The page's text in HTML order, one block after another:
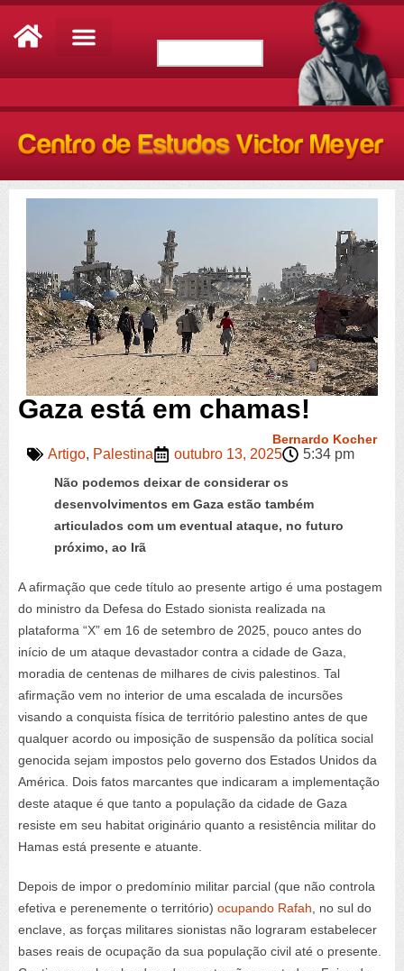
Gaza está em chamas!
Bernardo Kocher
Artigo, Palestina outubro 13, 2025 5:34 pm
Não podemos deixar de considerar os
desenvolvimentos em Gaza estão também
articulados com um eventual ataque, no futuro
próximo, ao Irã
A afirmação que cede título ao presente artigo é uma postagem
do ministro da Defesa do Estado sionista realizada na
plataforma “X” em 16 de setembro de 2025, pouco antes do
início de um ataque devastador contra a cidade de Gaza,
moradia de centenas de milhares de civis palestinos. Tal
afirmação vem no interior de uma escalada de incursões
visando a conquista física de território palestino antes de que
qualquer acordo ou imposição de suspensão da política social
genocida sejam impostos pelo governo dos Estados Unidos da
América. Dois fatos marcantes que indicaram a implementação
deste ataque é que tanto a população da cidade de Gaza
resiste em seu habitat originário quanto a resistência militar do
Hamas está presente e atuante.
Depois de impor o predomínio militar parcial (que não controla
efetiva e perenemente o território) ocupando Rafah, no sul do
enclave, as forças militares sionistas não lograram estabelecer
bases reais de ocupação da sua população civil até o presente.